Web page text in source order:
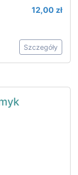
12,00 zł
Szczegóły